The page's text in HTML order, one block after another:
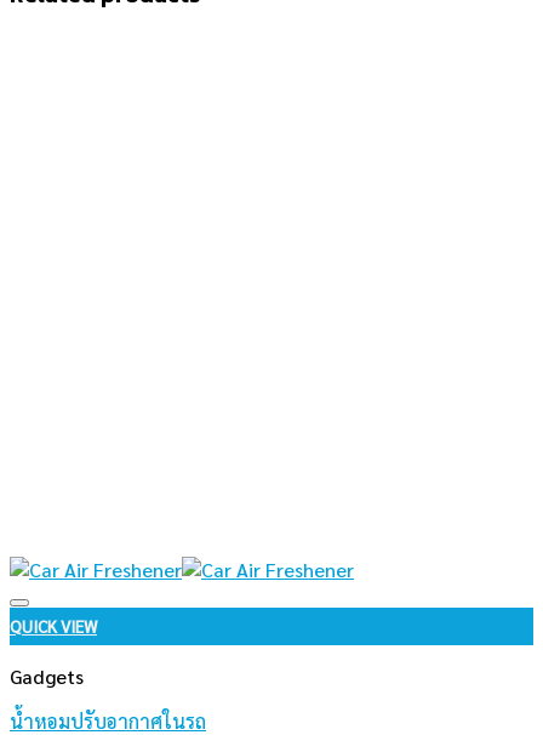
Add to wishlist
QUICK VIEW
Gadgets
น้ำหอมปรับอากาศในรถ